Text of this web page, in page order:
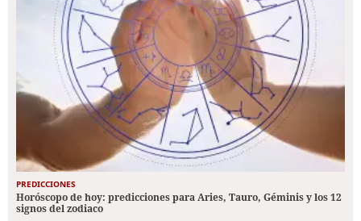
PREDICCIONES
Horóscopo de hoy: predicciones para Aries, Tauro, Géminis y los 12
signos del zodiaco